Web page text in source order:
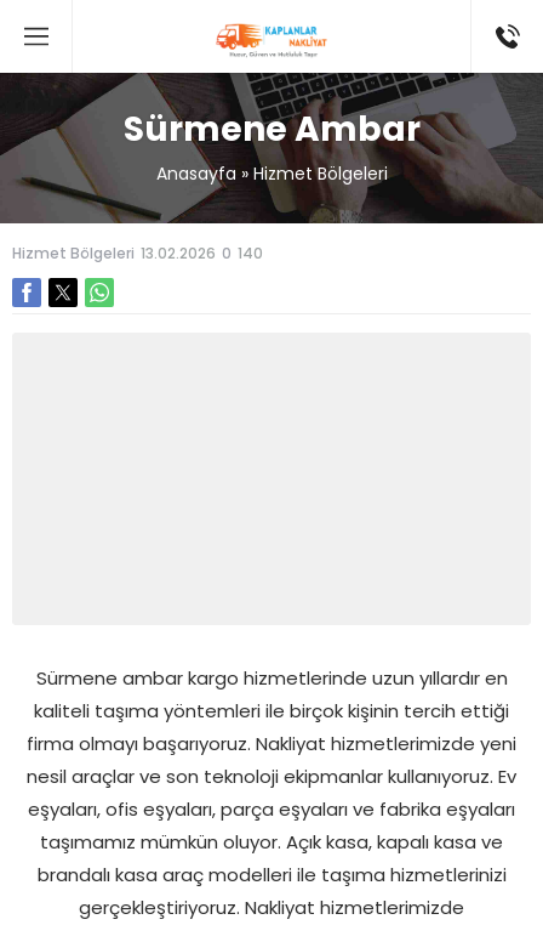
Sürmene Ambar
Anasayfa » Hizmet Bölgeleri
Hizmet Bölgeleri 13.02.2026 0 140
Sürmene ambar kargo hizmetlerinde uzun yıllardır en
kaliteli taşıma yöntemleri ile birçok kişinin tercih ettiği
firma olmayı başarıyoruz. Nakliyat hizmetlerimizde yeni
nesil araçlar ve son teknoloji ekipmanlar kullanıyoruz. Ev
eşyaları, ofis eşyaları, parça eşyaları ve fabrika eşyaları
taşımamız mümkün oluyor. Açık kasa, kapalı kasa ve
brandalı kasa araç modelleri ile taşıma hizmetlerinizi
gerçekleştiriyoruz. Nakliyat hizmetlerimizde